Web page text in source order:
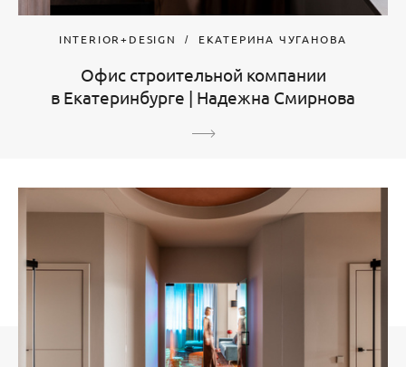
INTERIOR+DESIGN ЕКАТЕРИНА ЧУГАНОВА
Офис строительной компании
в Екатеринбурге | Надежна Смирнова